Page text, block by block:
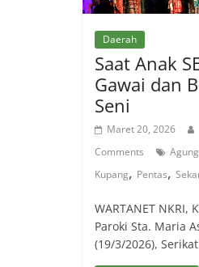
Daerah
Saat Anak
Gawai dan
Seni
Maret 20, 2026
Comments
Agung
Kupang, Pentas,
WARTANET
Paroki Sta. Maria
(19/3/2026),